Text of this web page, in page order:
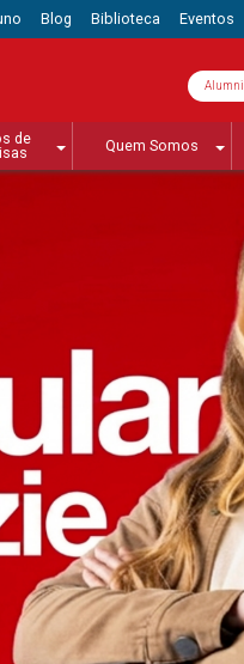
Blog Biblioteca Eventos
Alumni
de
Quem Somos